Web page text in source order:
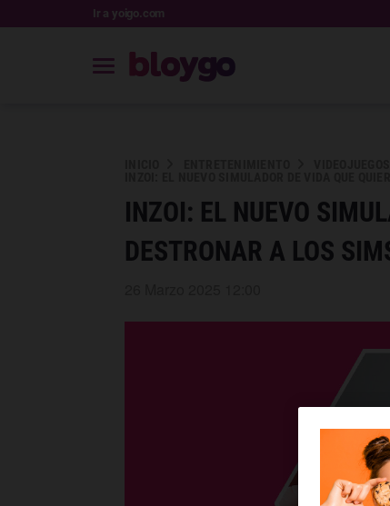
Ir a yoigo.com
INZOI: EL NUEVO
DESTRONAR A LOS